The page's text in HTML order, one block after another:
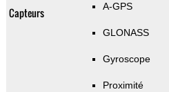
Capteurs A-GPS
GLONASS
Gyroscope
Proximité